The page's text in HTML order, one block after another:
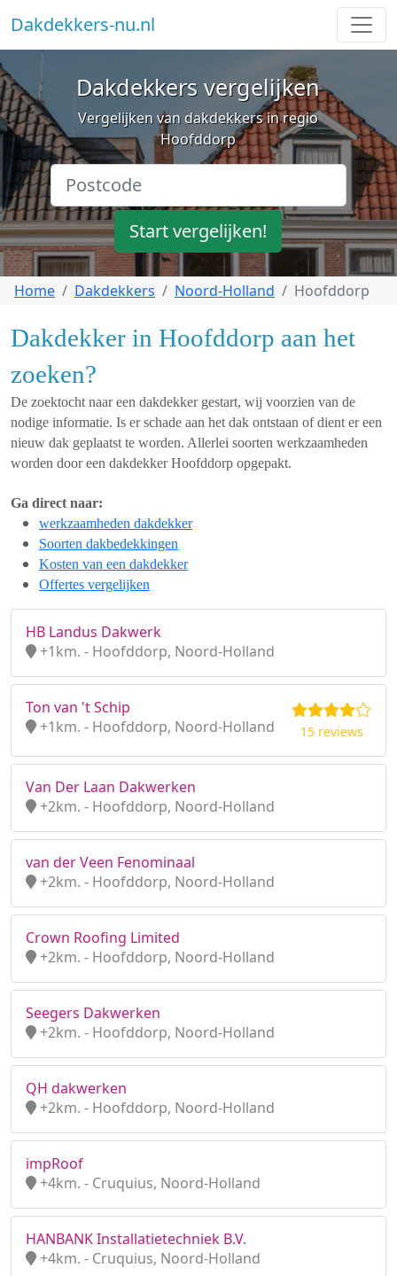
Dakdekkers-nu.nl
Dakdekkers vergelijken
Vergelijken van dakdekkers in regio
Hoofddorp
Start vergelijken!
Home Dakdekkers Noord-Holland Hoofddorp
Dakdekker in Hoofddorp aan het
zoeken?
De zoektocht naar een dakdekker gestart, wij voorzien van de
nodige informatie. Is er schade aan het dak ontstaan of dient er een
nieuw dak geplaatst te worden. Allerlei soorten werkzaamheden
worden door een dakdekker Hoofddorp opgepakt.
Ga direct naar:
werkzaamheden dakdekker
Soorten dakbedekkingen
Kosten van een dakdekker
Offertes vergelijken
HB Landus Dakwerk
+1km. - Hoofddorp, Noord-Holland
Ton van 't Schip
+1km. - Hoofddorp, Noord-Holland
15 reviews
Van Der Laan Dakwerken
+2km. - Hoofddorp, Noord-Holland
van der Veen Fenominaal
+2km. - Hoofddorp, Noord-Holland
Crown Roofing Limited
+2km. - Hoofddorp, Noord-Holland
Seegers Dakwerken
+2km. - Hoofddorp, Noord-Holland
QH dakwerken
+2km. - Hoofddorp, Noord-Holland
impRoof
+4km. - Cruquius, Noord-Holland
HANBANK Installatietechniek B.V.
+4km. - Cruquius, Noord-Holland